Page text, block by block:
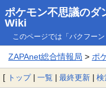
ポケモン不思議のダ
Wiki
このページでは「バクフー
ZAPAnet総合情報局 > ポ
[ トップ| 一覧 | 最終更新 | 検